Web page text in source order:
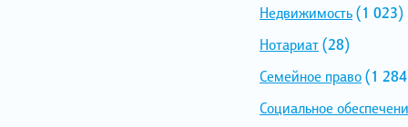
Недвижимость(1 023)
Нотариат(28)
Семейное право(1
Социальное